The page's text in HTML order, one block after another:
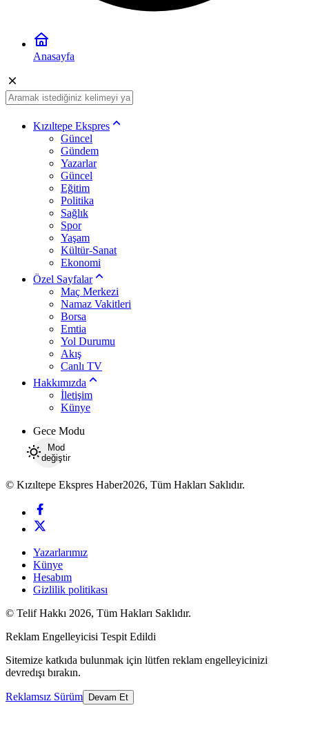
Anasayfa
Kızıltepe Ekspres
Güncel
Gündem
Yazarlar
Güncel
Eğitim
Politika
Sağlık
Spor
Yaşam
Kültür-Sanat
Ekonomi
Özel Sayfalar
Maç Merkezi
Namaz Vakitleri
Borsa
Emtia
Yol Durumu
Akış
Canlı TV
Hakkımızda
İletişim
Künye
Gece Modu
Mod
değiştir
© Kızıltepe Ekspres Haber2026, Tüm Hakları Saklıdır.
Yazarlarımız
Künye
Hesabım
Gizlilik politikası
© Telif Hakkı 2026, Tüm Hakları Saklıdır.
Reklam Engelleyicisi Tespit Edildi
Sitemize katkıda bulunmak için lütfen reklam engelleyicinizi
devredışı bırakın.
Reklamsız Sürüm Devam Et